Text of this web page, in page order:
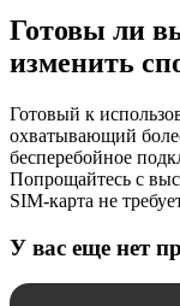
Готовы ли
изменить
Готовый к
охватывающий
бесперебойное
Попрощайтесь с
SIM-карта не
У вас еще нет